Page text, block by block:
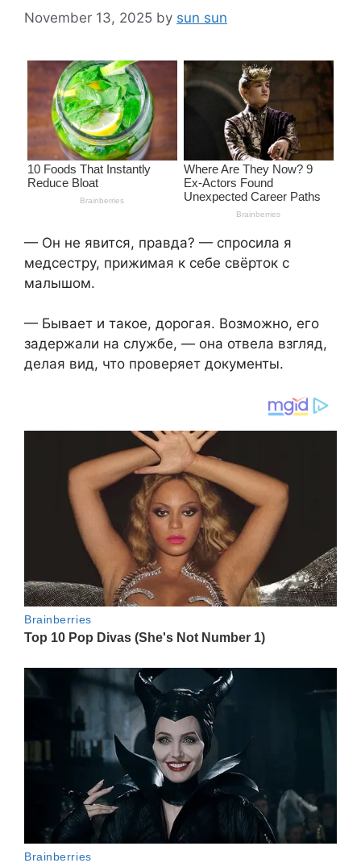
November 13, 2025 by sun sun
— Он не явится, правда? — спросила я
медсестру, прижимая к себе свёрток с
малышом.
— Бывает и такое, дорогая. Возможно, его
задержали на службе, — она отвела взгляд,
делая вид, что проверяет документы.